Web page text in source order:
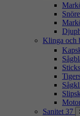
Snöre
Klinga och
Sanitet 37